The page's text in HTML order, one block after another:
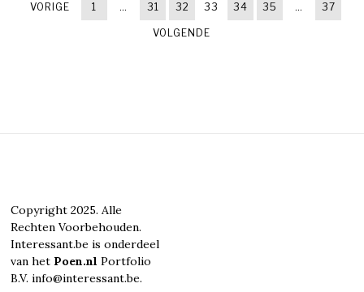
VORIGE 1 … 31 32 33 34 35 … 37
VOLGENDE
Copyright 2025. Alle
Rechten Voorbehouden.
Interessant.be is onderdeel
van het Poen.nl Portfolio
B.V. info@interessant.be.